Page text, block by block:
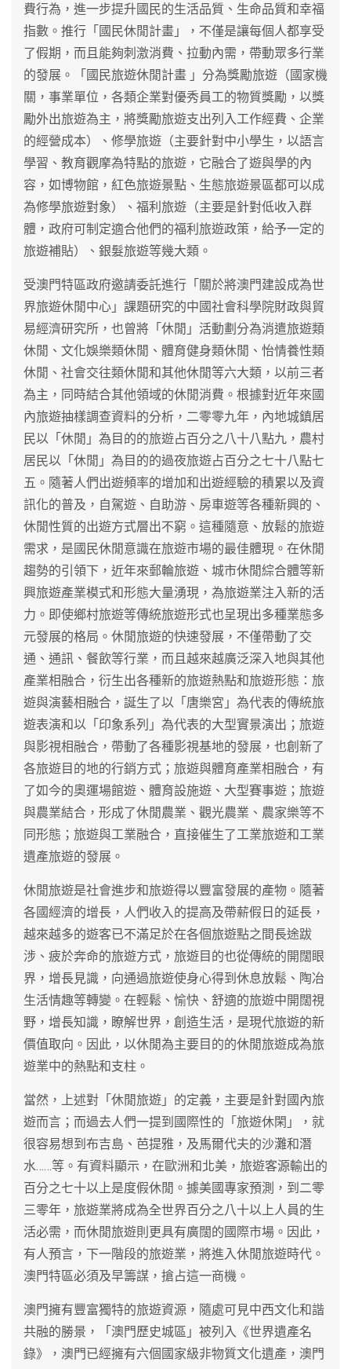
費行為，進一步提升國民的生活品質、生命品質和幸福
指數。推行「國民休閒計畫」，不僅是讓每個人都享受
了假期，而且能夠刺激消費、拉動內需，帶動眾多行業
的發展。「國民旅遊休閒計畫 」分為獎勵旅遊（國家機
關，事業單位，各類企業對優秀員工的物質獎勵，以獎
勵外出旅遊為主，將獎勵旅遊支出列入工作經費、企業
的經營成本）、修學旅遊（主要針對中小學生，以語言
學習、教育觀摩為特點的旅遊，它融合了遊與學的內
容，如博物館，紅色旅遊景點、生態旅遊景區都可以成
為修學旅遊對象）、福利旅遊（主要是針對低收入群
體，政府可制定適合他們的福利旅遊政策，給予一定的
旅遊補貼）、銀髮旅遊等幾大類。
受澳門特區政府邀請委託進行「關於將澳門建設成為世
界旅遊休閒中心」課題研究的中國社會科學院財政與貿
易經濟研究所，也曾將「休閒」活動劃分為消遣旅遊類
休閒、文化娛樂類休閒、體育健身類休閒、怡情養性類
休閒、社會交往類休閒和其他休閒等六大類，以前三者
為主，同時結合其他領域的休閒消費。根據對近年來國
內旅遊抽樣調查資料的分析，二零零九年，內地城鎮居
民以「休閒」為目的的旅遊占百分之八十八點九，農村
居民以「休閒」為目的的過夜旅遊占百分之七十八點七
五。隨著人們出遊頻率的增加和出遊經驗的積累以及資
訊化的普及，自駕遊、自助游、房車遊等各種新興的、
休閒性質的出遊方式層出不窮。這種隨意、放鬆的旅遊
需求，是國民休閒意識在旅遊市場的最佳體現。在休閒
趨勢的引領下，近年來郵輪旅遊、城市休閒綜合體等新
興旅遊產業模式和形態大量湧現，為旅遊業注入新的活
力。即使鄉村旅遊等傳統旅遊形式也呈現出多種業態多
元發展的格局。休閒旅遊的快速發展，不僅帶動了交
通、通訊、餐飲等行業，而且越來越廣泛深入地與其他
產業相融合，衍生出各種新的旅遊熱點和旅遊形態：旅
遊與演藝相融合，誕生了以「唐樂宮」為代表的傳統旅
遊表演和以「印象系列」為代表的大型實景演出；旅遊
與影視相融合，帶動了各種影視基地的發展，也創新了
各旅遊目的地的行銷方式；旅遊與體育產業相融合，有
了如今的奧運場館遊、體育設施遊、大型賽事遊；旅遊
與農業結合，形成了休閒農業、觀光農業、農家樂等不
同形態；旅遊與工業融合，直接催生了工業旅遊和工業
遺產旅遊的發展。
休閒旅遊是社會進步和旅遊得以豐富發展的產物。隨著
各國經濟的增長，人們收入的提高及帶薪假日的延長，
越來越多的遊客已不滿足於在各個旅遊點之間長途跋
涉、疲於奔命的旅遊方式，旅遊目的也從傳統的開闊眼
界，增長見識，向通過旅遊使身心得到休息放鬆、陶冶
生活情趣等轉變。在輕鬆、愉快、舒適的旅遊中開闊視
野，增長知識，瞭解世界，創造生活，是現代旅遊的新
價值取向。因此，以休閒為主要目的的休閒旅遊成為旅
遊業中的熱點和支柱。
當然，上述對「休閒旅遊」的定義，主要是針對國內旅
遊而言；而過去人們一提到國際性的「旅遊休閑」，就
很容易想到布吉島、芭提雅，及馬爾代夫的沙灘和潛
水……等。有資料顯示，在歐洲和北美，旅遊客源輸出的
百分之七十以上是度假休閒。據美國專家預測，到二零
三零年，旅遊業將成為全世界百分之八十以上人員的生
活必需，而休閒旅遊則更具有廣闊的國際市場。因此，
有人預言，下一階段的旅遊業，將進入休閒旅遊時代。
澳門特區必須及早籌謀，搶占這一商機。
澳門擁有豐富獨特的旅遊資源，隨處可見中西文化和諧
共融的勝景，「澳門歷史城區」被列入《世界遺產名
錄》，澳門已經擁有六個國家級非物質文化遺產，澳門